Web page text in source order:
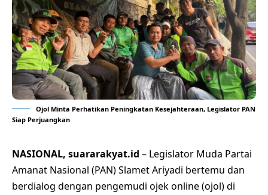
Ojol Minta Perhatikan Peningkatan Kesejahteraan, Legislator PAN
Siap Perjuangkan
NASIONAL, suararakyat.id – Legislator Muda Partai
Amanat Nasional (PAN) Slamet Ariyadi bertemu dan
berdialog dengan pengemudi ojek online (ojol) di